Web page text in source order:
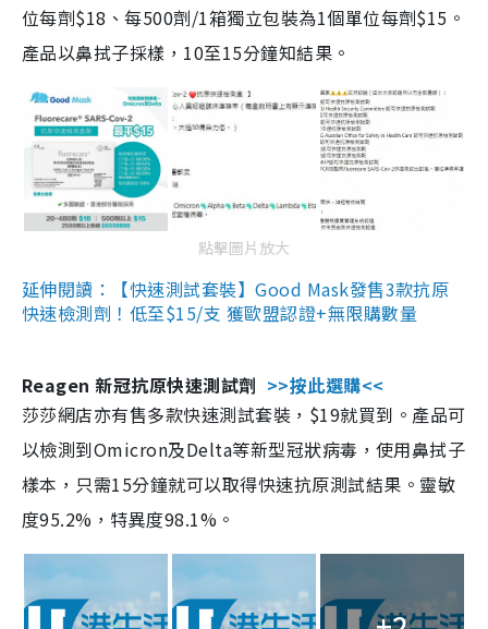
位每劑$18、每500劑/1箱獨立包裝為1個單位每劑$15。
產品以鼻拭子採樣，10至15分鐘知結果。
點擊圖片放大
延伸閱讀：【快速測試套裝】Good Mask發售3款抗原
快速檢測劑！低至$15/支 獲歐盟認證+無限購數量
Reagen 新冠抗原快速測試劑 >>按此選購<<
莎莎網店亦有售多款快速測試套裝，$19就買到。產品可
以檢測到Omicron及Delta等新型冠狀病毒，使用鼻拭子
樣本，只需15分鐘就可以取得快速抗原測試結果。靈敏
度95.2%，特異度98.1%。